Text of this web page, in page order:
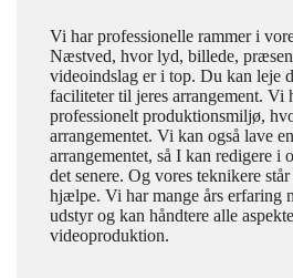
Vi har professionelle rammer i
Næstved, hvor lyd, billede,
videoindslag er i top. Du kan leje
faciliteter til jeres arrangement. Vi
professionelt produktionsmiljø,
arrangementet. Vi kan også lave
arrangementet, så I kan redigere i
det senere. Og vores teknikere
hjælpe. Vi har mange års erfaring
udstyr og kan håndtere alle
videoproduktion.